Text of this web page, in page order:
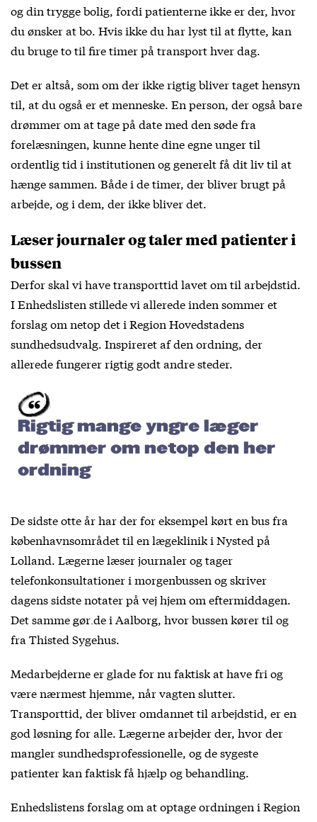
og din trygge bolig, fordi patienterne ikke er der, hvor
du ønsker at bo. Hvis ikke du har lyst til at flytte, kan
du bruge to til fire timer på transport hver dag.
Det er altså, som om der ikke rigtig bliver taget hensyn
til, at du også er et menneske. En person, der også bare
drømmer om at tage på date med den søde fra
forelæsningen, kunne hente dine egne unger til
ordentlig tid i institutionen og generelt få dit liv til at
hænge sammen. Både i de timer, der bliver brugt på
arbejde, og i dem, der ikke bliver det.
Læser journaler og taler med patienter i
bussen
Derfor skal vi have transporttid lavet om til arbejdstid.
I Enhedslisten stillede vi allerede inden sommer et
forslag om netop det i Region Hovedstadens
sundhedsudvalg. Inspireret af den ordning, der
allerede fungerer rigtig godt andre steder.
Rigtig mange yngre læger
drømmer om netop den her
ordning
De sidste otte år har der for eksempel kørt en bus fra
københavnsområdet til en lægeklinik i Nysted på
Lolland. Lægerne læser journaler og tager
telefonkonsultationer i morgenbussen og skriver
dagens sidste notater på vej hjem om eftermiddagen.
Det samme gør de i Aalborg , hvor bussen kører til og
fra Thisted Sygehus.
Medarbejderne er glade for nu faktisk at have fri og
være nærmest hjemme, når vagten slutter.
Transporttid, der bliver omdannet til arbejdstid, er en
god løsning for alle. Lægerne arbejder der, hvor der
mangler sundhedsprofessionelle, og de sygeste
patienter kan faktisk få hjælp og behandling.
Enhedslistens forslag om at optage ordningen i Region